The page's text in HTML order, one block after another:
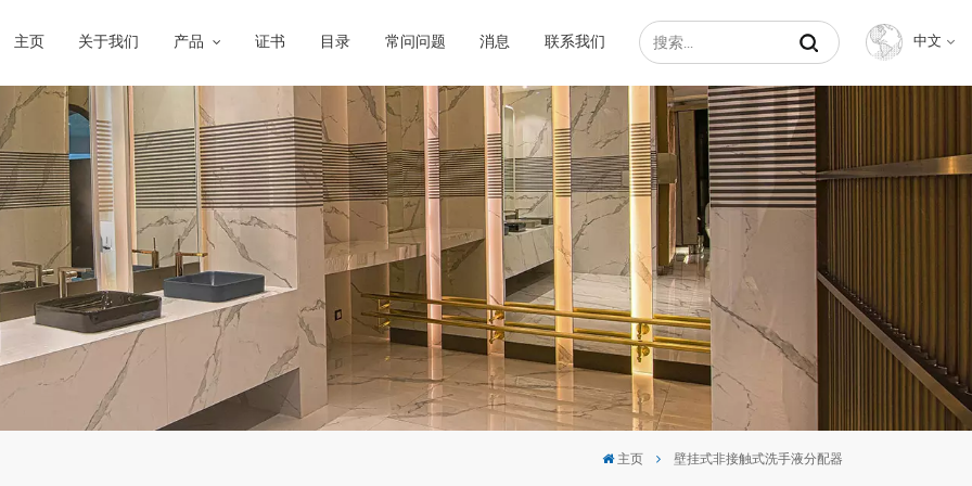
主页 关于我们 产品 证书 目录 常问问题 消息 联系我们 中文
Français
Español
عربي
主页 壁挂式非接触式洗手液分配器